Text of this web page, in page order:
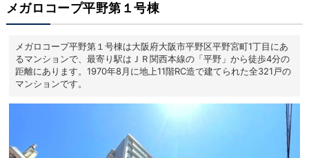
メガロコープ平野第１号棟
メガロコープ平野第１号棟は大阪府大阪市平野区平野宮町1丁目にあ
るマンションで、最寄り駅はＪＲ関西本線の「平野」から徒歩4分の
距離にあります。1970年8月に地上11階RC造で建てられた全321戸の
マンションです。